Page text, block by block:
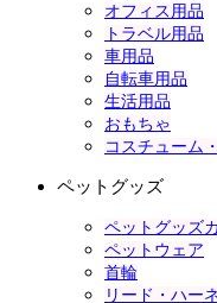
オフィス用品
トラベル用品
車用品
自転車用品
生活用品
おもちゃ
コスチューム
ペットグッズ
ペットグッズ
ペットウェア
首輪
リード・ハー